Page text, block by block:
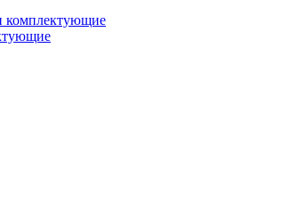
комплектующие